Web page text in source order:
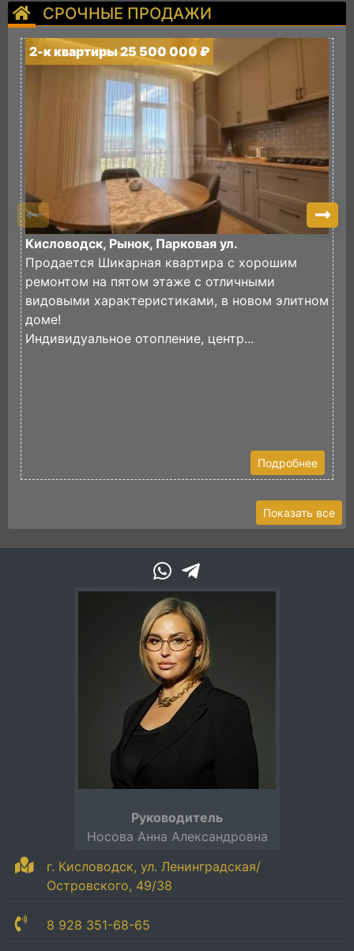
СРОЧНЫЕ ПРОДАЖИ
2-к квартиры 25 500 000 ₽
Кисловодск, Рынок, Парковая ул.
Продается Шикарная квартира с хорошим
ремонтом на пятом этаже с отличными
видовыми характеристиками, в новом элитном
доме!
Индивидуальное отопление, центр...
Подробнее
Показать все
г. Кисловодск, ул. Ленинградская/
Островского, 49/38
8 928 351-68-65
Руководитель
Носова Анна Александровна